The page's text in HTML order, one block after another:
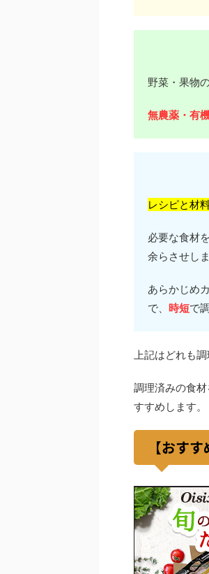
野菜・果物
無農薬・有
レシピと材
必要な食材
余らさせし
あらかじめ
で、 時短で
上記はどれも
調理済みの食
すすめします。
【おす